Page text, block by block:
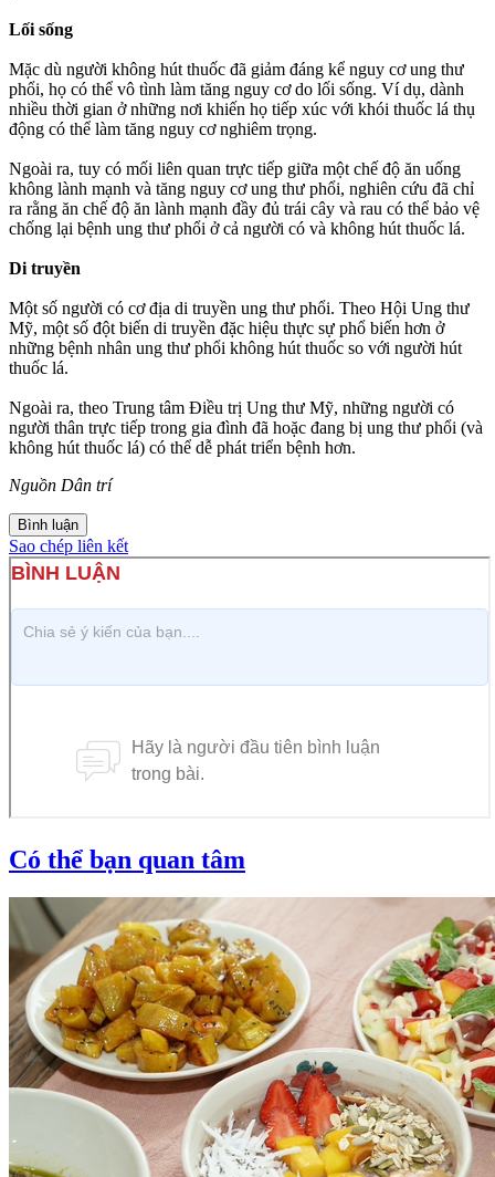
Lối sống
Mặc dù người không hút thuốc đã giảm đáng kể nguy cơ ung thư
phổi, họ có thể vô tình làm tăng nguy cơ do lối sống. Ví dụ, dành
nhiều thời gian ở những nơi khiến họ tiếp xúc với khói thuốc lá thụ
động có thể làm tăng nguy cơ nghiêm trọng.
Ngoài ra, tuy có mối liên quan trực tiếp giữa một chế độ ăn uống
không lành mạnh và tăng nguy cơ ung thư phổi, nghiên cứu đã chỉ
ra rằng ăn chế độ ăn lành mạnh đầy đủ trái cây và rau có thể bảo vệ
chống lại bệnh ung thư phổi ở cả người có và không hút thuốc lá.
Di truyền
Một số người có cơ địa di truyền ung thư phổi. Theo Hội Ung thư
Mỹ, một số đột biến di truyền đặc hiệu thực sự phổ biến hơn ở
những bệnh nhân ung thư phổi không hút thuốc so với người hút
thuốc lá.
Ngoài ra, theo Trung tâm Điều trị Ung thư Mỹ, những người có
người thân trực tiếp trong gia đình đã hoặc đang bị ung thư phổi (và
không hút thuốc lá) có thể dễ phát triển bệnh hơn.
Nguồn Dân trí
Bình luận
Sao chép liên kết
Có thể bạn quan tâm